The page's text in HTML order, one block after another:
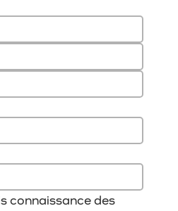
connaissance des